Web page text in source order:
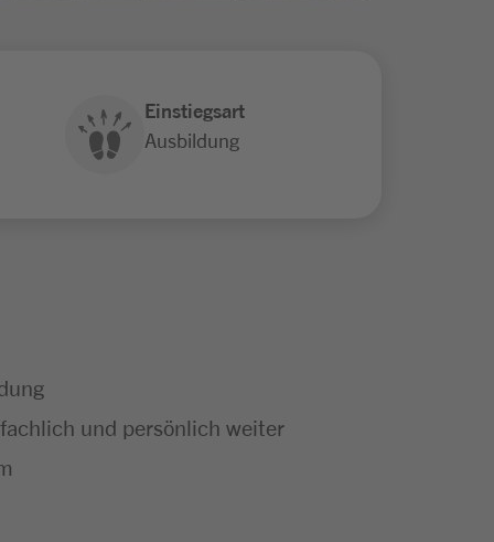
Einstiegsart
Ausbildung
und persönlich weiter